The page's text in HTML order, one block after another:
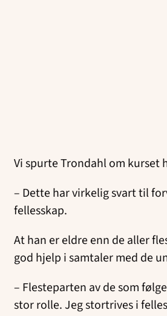
Vi spurte Trondahl om
– Dette har virkelig svart til
fellesskap.
At han er eldre enn de aller
god hjelp i samtaler med de
– Flesteparten av de som
stor rolle. Jeg stortrives i